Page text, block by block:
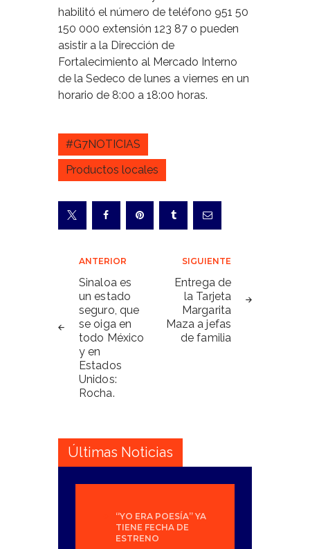
habilitó el número de teléfono 951 50
150 000 extensión 123 87 o pueden
asistir a la Dirección de
Fortalecimiento al Mercado Interno
de la Sedeco de lunes a viernes en un
horario de 8:00 a 18:00 horas.
#G7NOTICIAS
Productos locales
Navegación
de
entradas
ANTERIOR
Sinaloa es
un estado
seguro, que
se oiga en
todo México
y en
Estados
Unidos:
Rocha.
SIGUIENTE
Entrega de
la Tarjeta
Margarita
Maza a jefas
de familia
Últimas Noticias
“YO ERA POESÍA” YA
TIENE FECHA DE
ESTRENO